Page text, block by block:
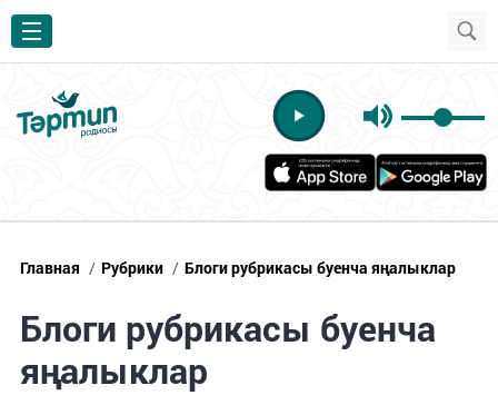
Главная / Рубрики / Блоги рубрикасы буенча яңалыклар
Блоги рубрикасы буенча
яңалыклар